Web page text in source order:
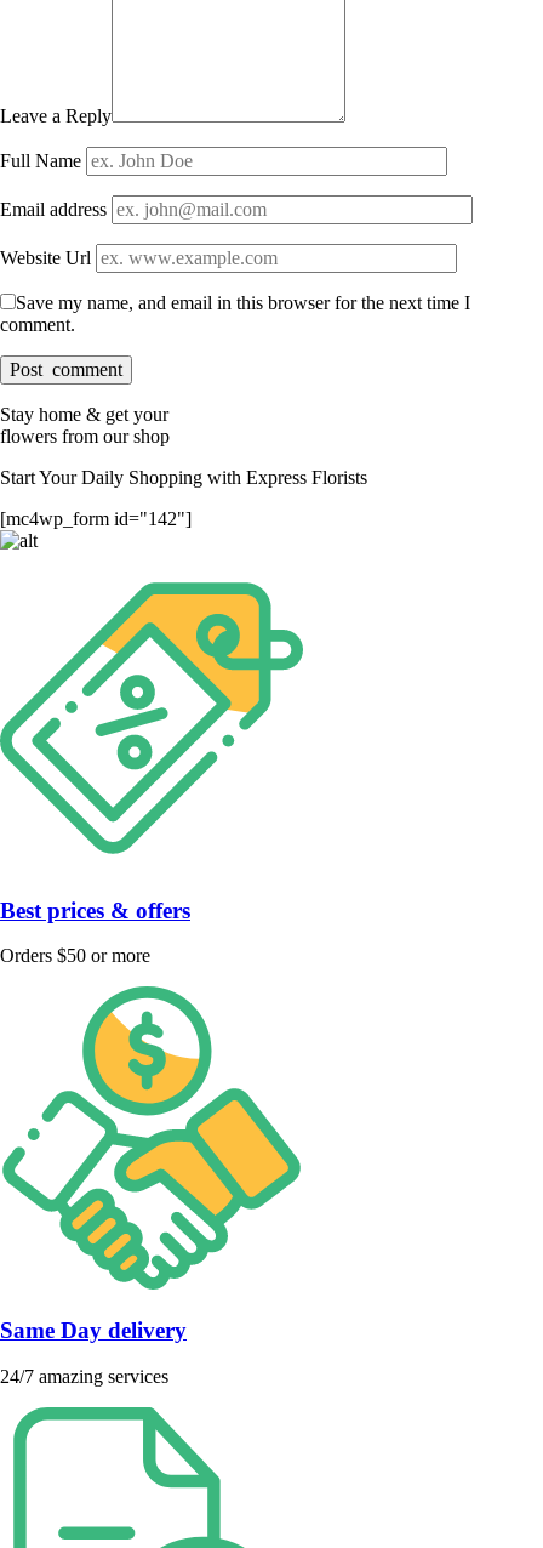
Leave a Reply
Full Name
Email address
Website Url
Save my name, and email in this browser for the next time I
comment.
Stay home & get your
flowers from our shop
Start Your Daily Shopping with Express Florists
[mc4wp_form id="142"]
Best prices & offers
Orders $50 or more
Same Day delivery
24/7 amazing services